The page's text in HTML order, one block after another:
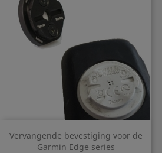
Vervangende bevestiging voor de
Garmin Edge series